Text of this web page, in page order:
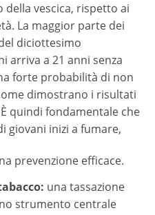
della vescica, rispetto ai
La maggior parte dei
diciottesimo
arriva a 21 anni senza
forte probabilità di non
dimostrano i risultati
quindi fondamentale che
giovani inizi a fumare,
prevenzione efficace.
una tassazione
strumento centrale